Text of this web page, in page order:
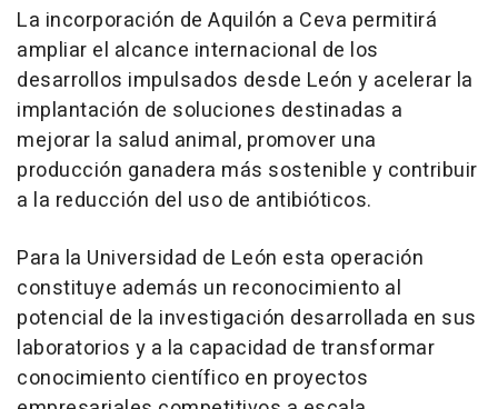
La incorporación de Aquilón a Ceva permitirá
ampliar el alcance internacional de los
desarrollos impulsados desde León y acelerar la
implantación de soluciones destinadas a
mejorar la salud animal, promover una
producción ganadera más sostenible y contribuir
a la reducción del uso de antibióticos.
Para la Universidad de León esta operación
constituye además un reconocimiento al
potencial de la investigación desarrollada en sus
laboratorios y a la capacidad de transformar
conocimiento científico en proyectos